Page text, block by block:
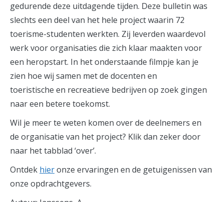
gedurende deze uitdagende tijden. Deze bulletin was
slechts een deel van het hele project waarin 72
toerisme-studenten werkten. Zij leverden waardevol
werk voor organisaties die zich klaar maakten voor
een heropstart. In het onderstaande filmpje kan je
zien hoe wij samen met de docenten en
toeristische en recreatieve bedrijven op zoek gingen
naar een betere toekomst.
Wil je meer te weten komen over de deelnemers en
de organisatie van het project? Klik dan zeker door
naar het tabblad ‘over’.
Ontdek hieronze ervaringen en de getuigenissen van
onze opdrachtgevers.